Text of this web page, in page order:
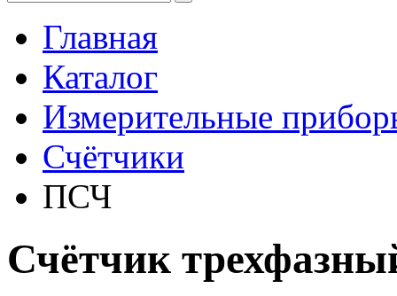
Главная
Каталог
Измерительные
Счётчики
ПСЧ
Счётчик